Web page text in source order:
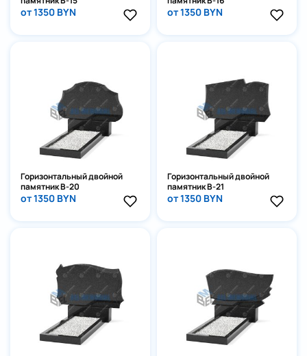
от 1350 BYN от 1350 BYN
Горизонтальный двойной
памятник В-20
от 1350 BYN
Горизонтальный двойной
памятник В-21
от 1350 BYN